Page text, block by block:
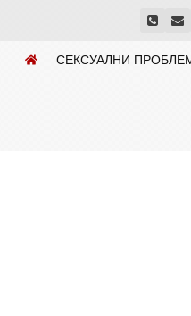
СЕКСУАЛНИ